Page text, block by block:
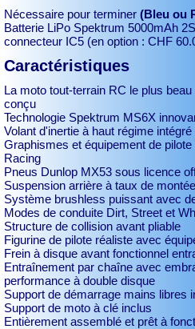
Nécessaire pour terminer (Bleu ou
Batterie LiPo Spektrum 5000mAh
connecteur IC5 (en option : CHF
Caractéristiques
La moto tout-terrain RC le plus
conçu
Technologie Spektrum MS6X
Volant d'inertie à haut régime
Graphismes et équipement de
Racing
Pneus Dunlop MX53 sous licence
Suspension arrière à taux de montée
Système brushless puissant avec
Modes de conduite Dirt, Street et
Structure de collision avant pliable
Figurine de pilote réaliste avec
Frein à disque avant fonctionnel
Entraînement par chaîne avec
performance à double disque
Support de démarrage mains libres
Support de moto à clé inclus
Entièrement assemblé et prêt à